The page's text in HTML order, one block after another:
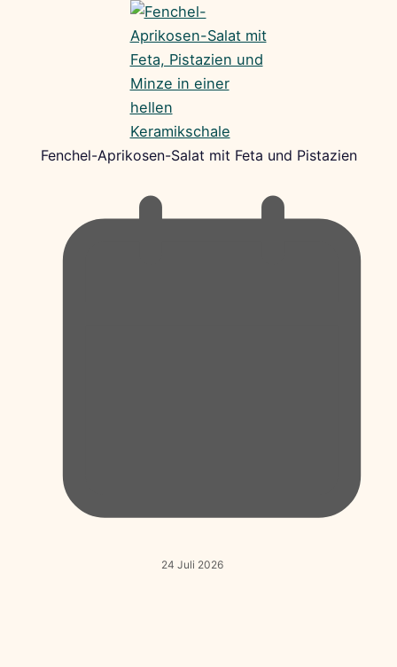
Fenchel-Aprikosen-Salat mit Feta und Pistazien
24 Juli 2026